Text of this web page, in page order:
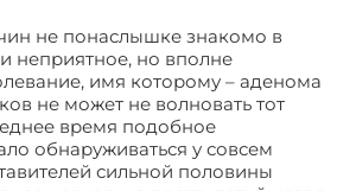
не понаслышке знакомо в
неприятное, но вполне
имя которому – аденома
не может не волновать тот
время подобное
обнаруживаться у совсем
сильной половины